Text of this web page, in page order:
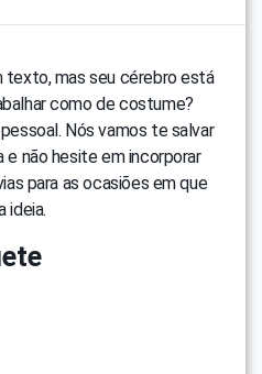
texto, mas seu cérebro está
como de costume?
Nós vamos te salvar
e não hesite em incorporar
para as ocasiões em que
ideia.